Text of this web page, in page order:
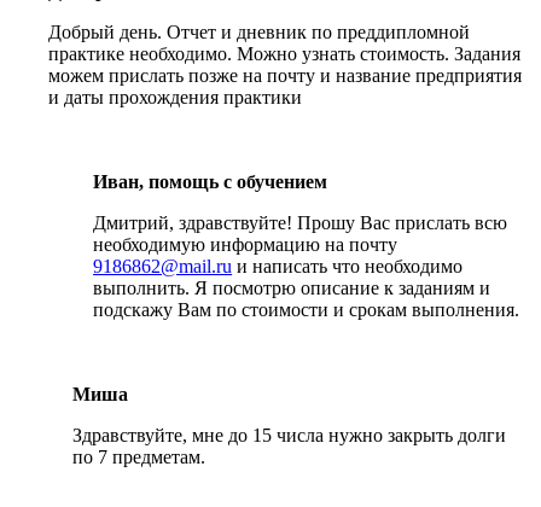
Добрый день. Отчет и дневник по преддипломной
практике необходимо. Можно узнать стоимость. Задания
можем прислать позже на почту и название предприятия
и даты прохождения практики
Иван, помощь с обучением
Дмитрий, здравствуйте! Прошу Вас прислать всю
необходимую информацию на почту
9186862@mail.ru и написать что необходимо
выполнить. Я посмотрю описание к заданиям и
подскажу Вам по стоимости и срокам выполнения.
Миша
Здравствуйте, мне до 15 числа нужно закрыть долги
по 7 предметам.